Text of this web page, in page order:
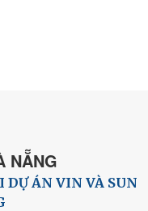
NẴNG
DỰ ÁN VIN VÀ SUN